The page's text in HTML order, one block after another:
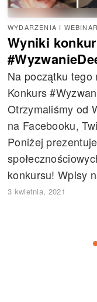
WYDARZENIA I
Wyniki
Na początku tego
Konkurs
Otrzymaliśmy od
na Facebooku,
Poniżej
konkursu! Wpisy
3 kwietnia, 2021